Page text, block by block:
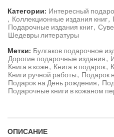
Категории: Интересный
, Коллекционные издания книг,
Подарочные издания книг,
Шедевры литературы
Метки: Булгаков подарочное
Дорогие подарочные издания,
Книга в коже, Книга в подарок,
Книги ручной работы, Подарок
Подарок на День рождения,
Подарочные книги в кожаном
ОПИСАНИЕ